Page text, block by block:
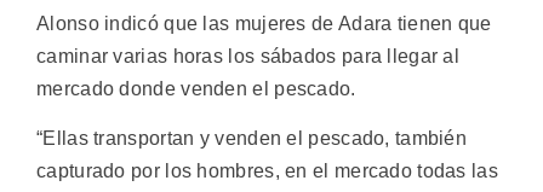
Alonso indicó que las mujeres de Adara tienen que
caminar varias horas los sábados para llegar al
mercado donde venden el pescado.
“Ellas transportan y venden el pescado, también
capturado por los hombres, en el mercado todas las